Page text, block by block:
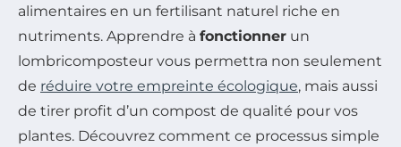
alimentaires en un fertilisant naturel riche en
nutriments. Apprendre à fonctionner un
lombricomposteur vous permettra non seulement
de réduire votre empreinte écologique, mais aussi
de tirer profit d’un compost de qualité pour vos
plantes. Découvrez comment ce processus simple